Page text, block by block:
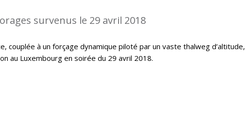
survenus le 29 avril 2018
couplée à un forçage dynamique piloté par un vaste thalweg d’altitude,
au Luxembourg en soirée du 29 avril 2018.